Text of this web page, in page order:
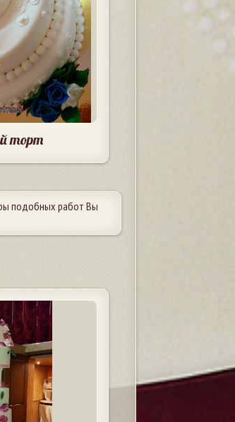
торт
подобных работ Вы